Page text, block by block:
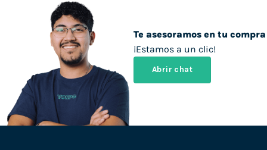
Te asesoramos en tu compra
¡Estamos a un clic!
Abrir chat